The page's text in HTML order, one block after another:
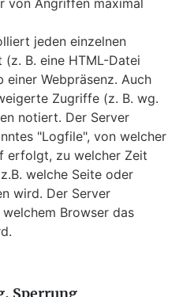
jeden einzelnen
B. eine HTML-Datei
einer Webpräsenz. Auch
Zugriffe (z. B. wg.
notiert. Der Server
"Logfile", von welcher
erfolgt, zu welcher Zeit
welche Seite oder
wird. Der Server
Browser das